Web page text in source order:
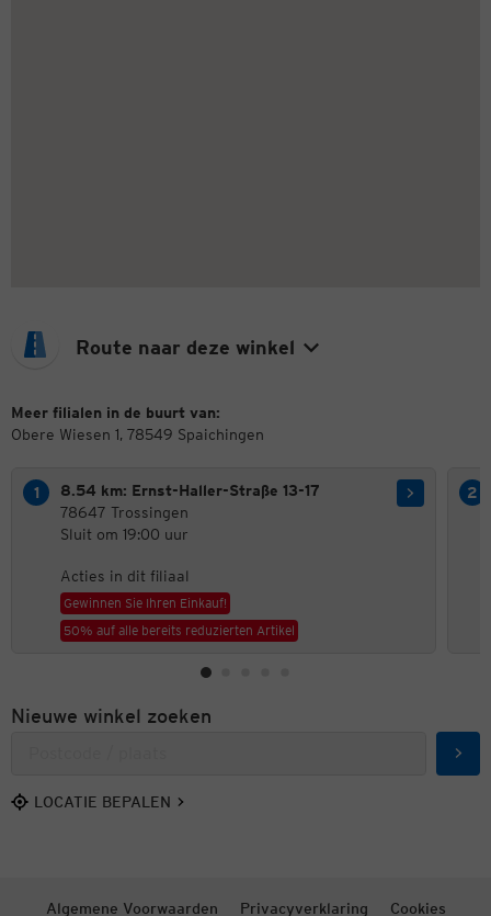
Route naar deze winkel
Meer filialen in de buurt van:
Obere Wiesen 1, 78549 Spaichingen
8.54 km: Ernst-Haller-Straße 13-17
78647 Trossingen
Sluit om 19:00 uur
Acties in dit filiaal
Gewinnen Sie Ihren Einkauf!
50% auf alle bereits reduzierten Artikel
Nieuwe winkel zoeken
LOCATIE BEPALEN
Algemene Voorwaarden Privacyverklaring Cookies